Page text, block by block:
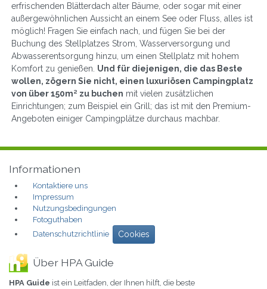
erfrischenden Blätterdach alter Bäume, oder sogar mit einer
außergewöhnlichen Aussicht an einem See oder Fluss, alles ist
möglich! Fragen Sie einfach nach, und fügen Sie bei der
Buchung des Stellplatzes Strom, Wasserversorgung und
Abwasserentsorgung hinzu, um einen Stellplatz mit hohem
Komfort zu genießen. Und für diejenigen, die das Beste
wollen, zögern Sie nicht, einen luxuriösen Campingplatz
von über 150m² zu buchen mit vielen zusätzlichen
Einrichtungen; zum Beispiel ein Grill; das ist mit den Premium-
Angeboten einiger Campingplätze durchaus machbar.
Informationen
Kontaktiere uns
Impressum
Nutzungsbedingungen
Fotoguthaben
Datenschutzrichtlinie
Cookies
Über HPA Guide
HPA Guide ist ein Leitfaden, der Ihnen hilft, die beste